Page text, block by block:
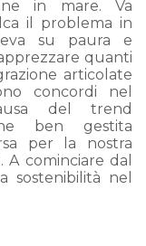
in mare. Va
il problema in
su paura e
quanti
articolate
concordi nel
del trend
ben gestita
per la nostra
cominciare dal
sostenibilità nel